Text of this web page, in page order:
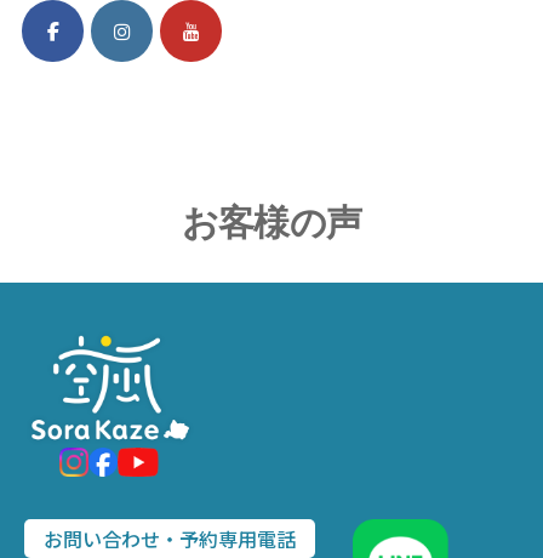
お客様の声
お問い合わせ・予約専用電話